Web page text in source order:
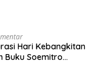
Hari Kebangkitan
Buku Soemitro